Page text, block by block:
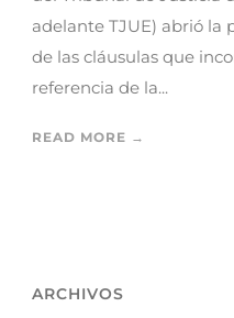
adelante TJUE) abrió la
de las cláusulas que
referencia de la...
READ MORE →
ARCHIVOS